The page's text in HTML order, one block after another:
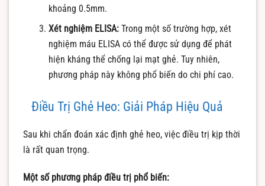
khoảng 0.5mm.
Xét nghiệm ELISA:Trong một số trường hợp, xét
nghiệm máu ELISA có thể được sử dụng để phát
hiện kháng thể chống lại mạt ghẻ. Tuy nhiên,
phương pháp này không phổ biến do chi phí cao.
Điều Trị Ghẻ Heo: Giải Pháp Hiệu Quả
Sau khi chẩn đoán xác định ghẻ heo, việc điều trị kịp thời
là rất quan trọng.
Một số phương pháp điều trị phổ biến: